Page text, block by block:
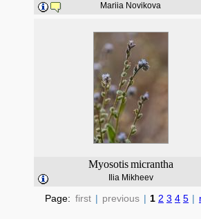
Mariia Novikova
Myosotis micrantha
Ilia Mikheev
Page: first | previous | 1 2 3 4 5 |